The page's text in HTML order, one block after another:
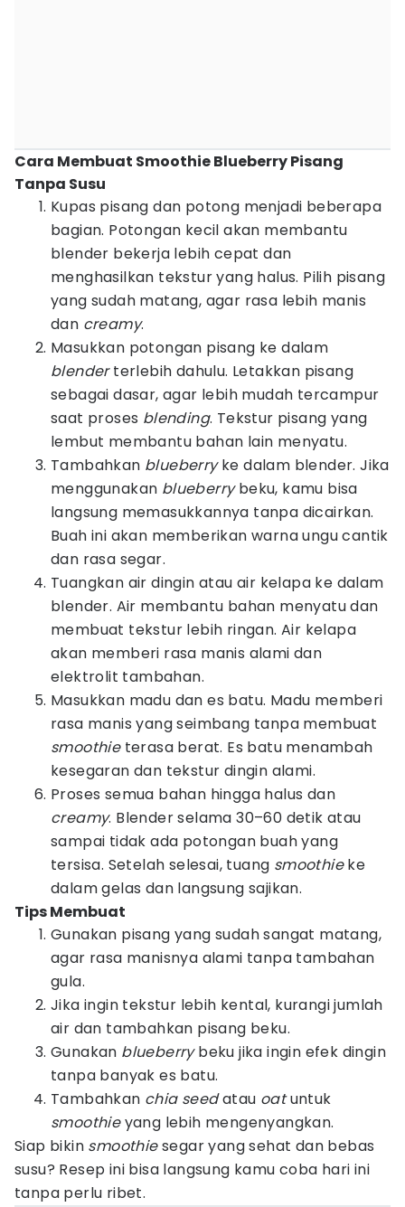
Cara Membuat Smoothie Blueberry Pisang
Tanpa Susu
Kupas pisang dan potong menjadi beberapa
bagian. Potongan kecil akan membantu
blender bekerja lebih cepat dan
menghasilkan tekstur yang halus. Pilih pisang
yang sudah matang, agar rasa lebih manis
dan creamy.
Masukkan potongan pisang ke dalam
blenderterlebih dahulu. Letakkan pisang
sebagai dasar, agar lebih mudah tercampur
saat proses blending. Tekstur pisang yang
lembut membantu bahan lain menyatu.
Tambahkan blueberryke dalam blender. Jika
menggunakan blueberrybeku, kamu bisa
langsung memasukkannya tanpa dicairkan.
Buah ini akan memberikan warna ungu cantik
dan rasa segar.
Tuangkan air dingin atau air kelapa ke dalam
blender. Air membantu bahan menyatu dan
membuat tekstur lebih ringan. Air kelapa
akan memberi rasa manis alami dan
elektrolit tambahan.
Masukkan madu dan es batu. Madu memberi
rasa manis yang seimbang tanpa membuat
smoothieterasa berat. Es batu menambah
kesegaran dan tekstur dingin alami.
Proses semua bahan hingga halus dan
creamy. Blender selama 30–60 detik atau
sampai tidak ada potongan buah yang
tersisa. Setelah selesai, tuang smoothieke
dalam gelas dan langsung sajikan.
Tips Membuat
Gunakan pisang yang sudah sangat matang,
agar rasa manisnya alami tanpa tambahan
gula.
Jika ingin tekstur lebih kental, kurangi jumlah
air dan tambahkan pisang beku.
Gunakan blueberrybeku jika ingin efek dingin
tanpa banyak es batu.
Tambahkan chia seedatau oatuntuk
smoothieyang lebih mengenyangkan.
Siap bikin smoothiesegar yang sehat dan bebas
susu? Resep ini bisa langsung kamu coba hari ini
tanpa perlu ribet.